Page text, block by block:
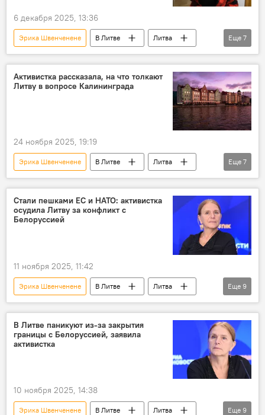
6 декабря 2025, 13:36
Эрика Швенченене В Литве
Литва
Политика
Общество
Скандал в Литве из-за метеозондов из Белоруссии
метеозонд
контрабанда
Еще 7
Активистка рассказала, на что толкают
Литву в вопросе Калининграда
24 ноября 2025, 19:19
Эрика Швенченене В Литве
Литва
Политика
Общество
Россия
НАТО
Евросоюз (ЕС)
Калининградская область
безопасность
Еще 7
Стали пешками ЕС и НАТО: активистка
осудила Литву за конфликт с
Белоруссией
11 ноября 2025, 11:42
Эрика Швенченене В Литве
Литва
Белоруссия
граница
государственная граница
Общество
перевозки
Еще 9
В Литве паникуют из-за закрытия
границы с Белоруссией, заявила
активистка
10 ноября 2025, 14:38
Эрика Швенченене В Литве
Литва
Еще 9